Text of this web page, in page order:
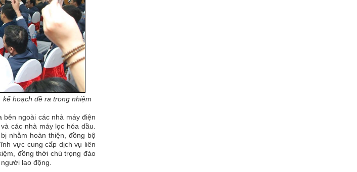
hoạch đề ra trong nhiệm
bên ngoài các nhà máy điện
các nhà máy lọc hóa dầu.
nhằm hoàn thiện, đồng bộ
vực cung cấp dịch vụ liên
đồng thời chú trọng đào
lao động.